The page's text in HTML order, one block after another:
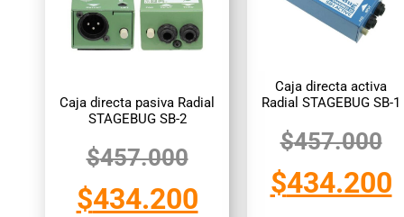
Caja directa pasiva Radial
STAGEBUG SB-2
$457.000
$434.200
Caja directa activa
Radial STAGEBUG SB-1
$457.000
$434.200